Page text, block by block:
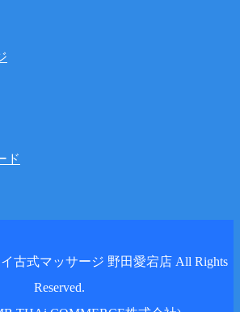
ド
古式マッサージ 野田愛宕店 All Rights
Reserved.